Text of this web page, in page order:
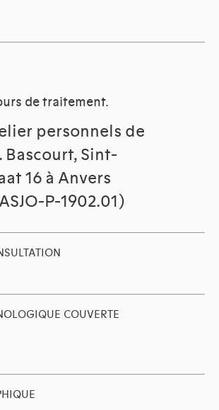
de traitement.
personnels de
Bascourt, Sint-
16 à Anvers
P-1902.01)
COUVERTE